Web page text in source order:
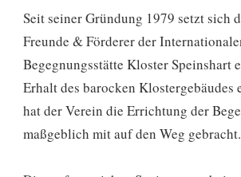
Seit seiner Gründung 1979 setzt sich
Freunde & Förderer der
Begegnungsstätte Kloster Speinshart
Erhalt des barocken Klostergebäudes
hat der Verein die Errichtung der
maßgeblich mit auf den Weg gebracht.